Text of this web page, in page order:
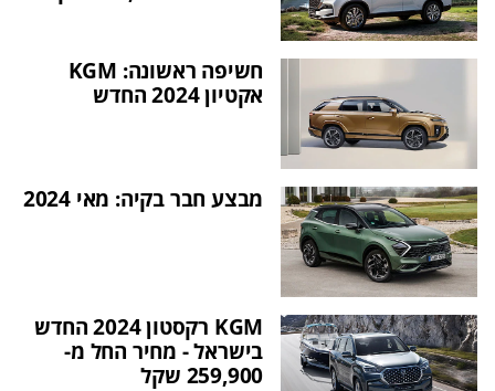
חשיפה ראשונה: KGM
אקטיון 2024 החדש
מבצע חבר בקיה: מאי 2024
KGM רקסטון 2024 החדש
בישראל - מחיר החל מ-
259,900 שקל